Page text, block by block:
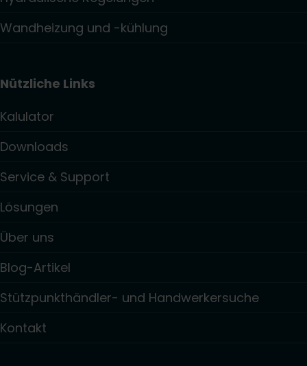
Wandheizung und -kühlung
Nützliche Links
Kalulator
Downloads
Service & Support
Lösungen
Über uns
Blog-Artikel
Stützpunkthändler- und Handwerkersuche
Kontakt